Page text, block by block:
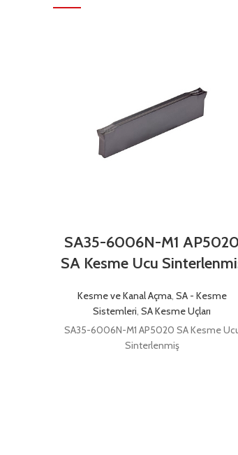
SA35-6006N-M1 AP5020
SA Kesme Ucu
Kesme ve Kanal Açma, SA - Kesme
Sistemleri, SA Kesme Uçları
SA35-6006N-M1 AP5020 SA Kesme
Sinterlenmiş